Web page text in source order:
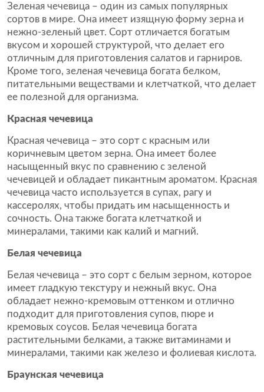
Зеленая чечевица – один из самых популярных
сортов в мире. Она имеет изящную форму зерна и
нежно-зеленый цвет. Сорт отличается богатым
вкусом и хорошей структурой, что делает его
отличным для приготовления салатов и гарниров.
Кроме того, зеленая чечевица богата белком,
питательными веществами и клетчаткой, что делает
ее полезной для организма.
Красная чечевица
Красная чечевица – это сорт с красным или
коричневым цветом зерна. Она имеет более
насыщенный вкус по сравнению с зеленой
чечевицей и обладает пикантным ароматом. Красная
чечевица часто используется в супах, рагу и
кассеролях, чтобы придать им насыщенность и
сочность. Она также богата клетчаткой и
минералами, такими как калий и магний.
Белая чечевица
Белая чечевица – это сорт с белым зерном, которое
имеет гладкую текстуру и нежный вкус. Она
обладает нежно-кремовым оттенком и отлично
подходит для приготовления супов, пюре и
кремовых соусов. Белая чечевица богата
растительными белками, а также витаминами и
минералами, такими как железо и фолиевая кислота.
Браунская чечевица